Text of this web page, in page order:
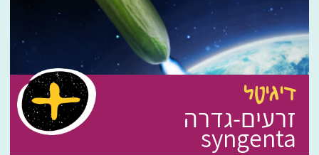
דיגיטל
זרעים-גדרה
syngenta